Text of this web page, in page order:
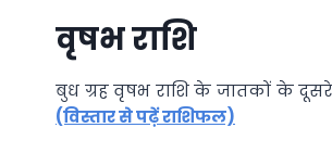
वृषभ राशि
बुध ग्रह वृषभ राशि के जातकों के
(विस्तार से पढ़ें राशिफल)